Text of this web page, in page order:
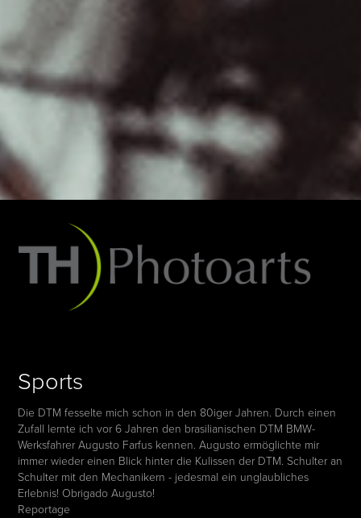
Sports
Die DTM fesselte mich schon in den 80iger Jahren. Durch einen
Zufall lernte ich vor 6 Jahren den brasilianischen DTM BMW-
Werksfahrer Augusto Farfus kennen. Augusto ermöglichte mir
immer wieder einen Blick hinter die Kulissen der DTM. Schulter an
Schulter mit den Mechanikern - jedesmal ein unglaubliches
Erlebnis! Obrigado Augusto!
Reportage